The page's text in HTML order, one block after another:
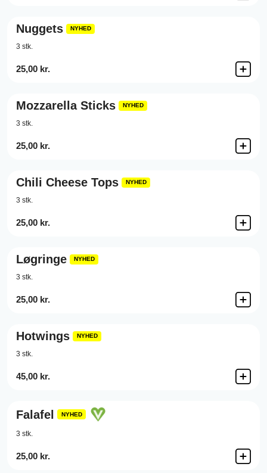
Nuggets NYHED
3 stk.
25,00 kr.
Mozzarella Sticks NYHED
3 stk.
25,00 kr.
Chili Cheese Tops NYHED
3 stk.
25,00 kr.
Løgringe NYHED
3 stk.
25,00 kr.
Hotwings NYHED
3 stk.
45,00 kr.
Falafel NYHED
3 stk.
25,00 kr.